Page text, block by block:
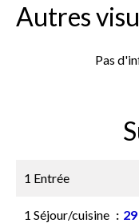
Autres
Pas
1 Entrée
1 Séjour/cuisine 29